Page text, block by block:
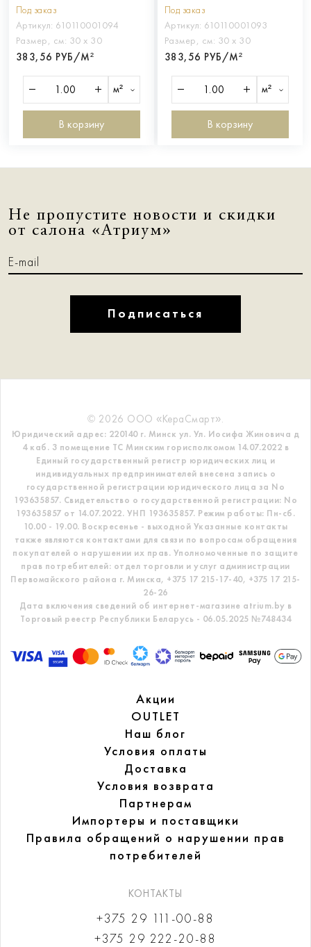
Под заказ
Артикул: 610110001094
Размер, см: 30 х 30
383,56 РУБ/М²
м²
В корзину
Под заказ
Артикул: 610110001093
Размер, см: 30 х 30
383,56 РУБ/М²
м²
В корзину
Не пропустите новости и скидки
от салона «Атриум»
Подписаться
© 2026 ООО «КераСмарт».
Юридический адрес: 220140 г. Минск ул. Ул. Иосифа Жиновича д
4 каб. 3 помещение ТС Минским горисполкомом 14.07.2022 в
Единый государственный регистр юридических лиц и
индивидуальных предпринимателей внесена запись о
государственной регистрации юридического лица за No
193635857. Свидетельство о государственной регистрации: No
193635857 от 14.07.2022. УНП 193635857. Режим работы: Пн-сб.
10.00 - 19.00. Воскресенье - выходной Указанные контакты
также являются контактами для связи по вопросам обращения
покупателей о нарушении их прав. Уполномоченные по защите
прав потребителей: отдел торговли и услуг администрации
Первомайского района г. Минска, +375 17 215-17-40, +375 17 215-
26-26
Дата включения сведений об интернет-магазине atrium.by в
Торговый реестр Республики Беларусь - 06.05.2025 №748434
Акции
OUTLET
Наш блог
Условия оплаты
Доставка
Условия возврата
Партнерам
Импортеры и поставщики
Правила обращений о нарушении прав
потребителей
КОНТАКТЫ
+375 29 111-00-88
+375 29 222-20-88